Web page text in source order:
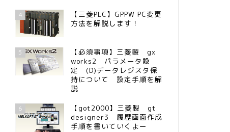
4
【三菱PLC】GPPW PC変更
方法を解説します！
5
【必須事項】三菱製 gx
works2 パラメータ設
定 (D)データレジスタ保
持について 設定手順を解
説
6
【got2000】三菱製 gt
designer3 履歴画面作成
手順を書いていくよー